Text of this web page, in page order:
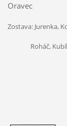
Oravec
Zostava: Jurenka,
Roháč, Kubík,